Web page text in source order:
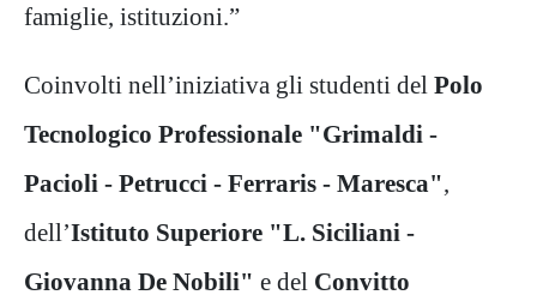
famiglie, istituzioni.”
Coinvolti nell’iniziativa gli studenti del Polo
Tecnologico Professionale "Grimaldi -
Pacioli - Petrucci - Ferraris - Maresca",
dell’Istituto Superiore "L. Siciliani -
Giovanna De Nobili" e del Convitto